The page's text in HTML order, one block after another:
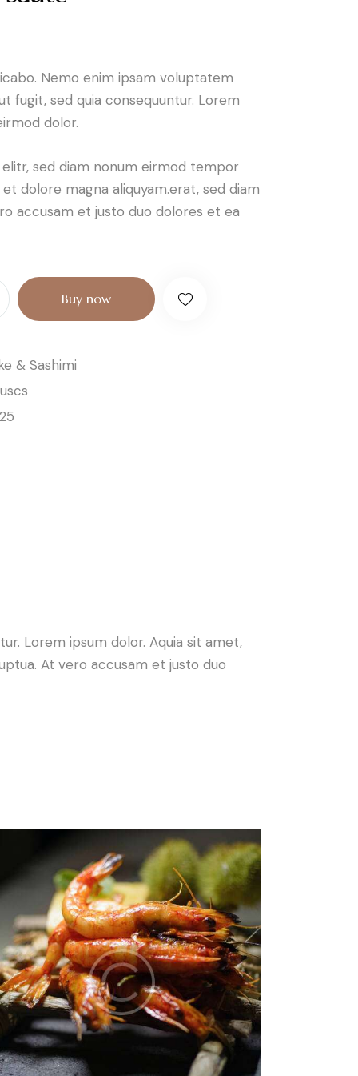
Nemo enim ipsam voluptatem
fugit, sed quia consequuntur. Lorem
dolor.
sed diam nonum eirmod tempor
dolore magna aliquyam.erat, sed diam
accusam et justo duo dolores et ea
Buy now
& Sashimi
Lorem ipsum dolor. Aquia sit amet,
At vero accusam et justo duo